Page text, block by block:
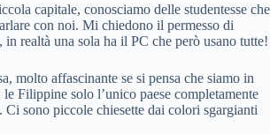
capitale, conosciamo delle studentesse che
con noi. Mi chiedono il permesso di
realtà una sola ha il PC che però usano tutte!
molto affascinante se si pensa che siamo in
Filippine solo l’unico paese completamente
Ci sono piccole chiesette dai colori sgargianti